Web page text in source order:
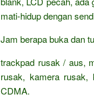
mati-hidup dengan
Jam berapa buka dan
trackpad rusak / aus,
rusak, kamera rusak,
CDMA.